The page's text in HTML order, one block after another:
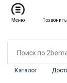
Каталог
Каталог
Меню Позвонить